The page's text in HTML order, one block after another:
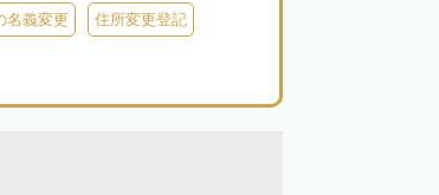
名義変更 住所変更登記